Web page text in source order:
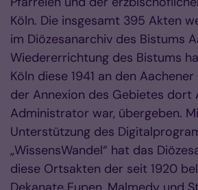
Köln. Die insgesamt 395 Akten
im Diözesanarchiv des Bistums
Wiedererrichtung des Bistums
Köln diese 1941 an den
der Annexion des Gebietes dort
Administrator war, übergeben.
Unterstützung des
„WissensWandel“ hat das
diese Ortsakten der seit 1920